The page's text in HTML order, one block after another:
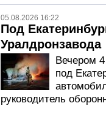
05.08.2026 16:22
Под
Уралдронзавода
Вечером
под
руководитель